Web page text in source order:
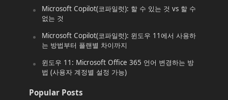
Microsoft Copilot(코파일럿): 할 수 있는 것 vs 할 수
없는 것
Microsoft Copilot(코파일럿): 윈도우 11에서 사용하
는 방법부터 플랜별 차이까지
윈도우 11: Microsoft Office 365 언어 변경하는 방
법 (사용자 계정별 설정 가능)
Popular Posts